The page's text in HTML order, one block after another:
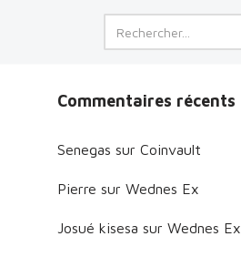
Commentaires récents
Senegas sur Coinvault
Pierre sur Wednes Ex
Josué kisesa sur Wednes Ex